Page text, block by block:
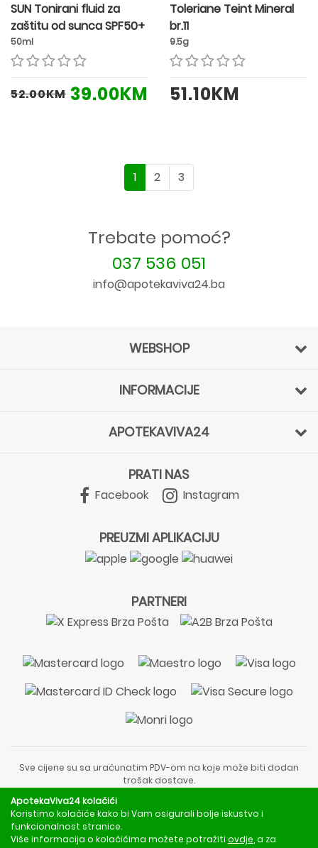
SUN Tonirani fluid za
zaštitu od sunca SPF50+
50ml
52.00KM 39.00KM
Toleriane Teint Mineral
br.11
9.5g
51.10KM
1 2 3
Trebate pomoć?
037 536 051
info@apotekaviva24.ba
WEBSHOP
INFORMACIJE
APOTEKAVIVA24
PRATI NAS
Facebook Instagram
PREUZMI APLIKACIJU
PARTNERI
Sve cijene su sa uračunatim PDV-om na koje može biti dodan
trošak dostave.
liječnički pregled ili savjet farmaceuta.
Za obavijesti o mjerama opreza, rizicima i nuspojavama
obratite se svom liječniku ili farmaceutu.
ApotekaViva24 kolačići
Koristimo kolačiće kako bi Vam osigurali bolje iskustvo i
funkcionalnost stranice.
Više informacija o kolačićima možete potražiti ovdje , a za